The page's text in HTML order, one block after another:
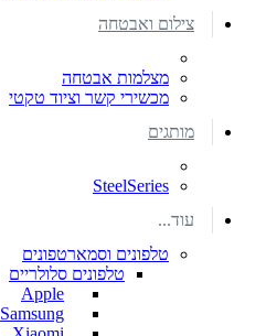
צילום ואבטחה
מצלמות אבטחה
מכשירי קשר וציוד טקטי
מותגים
SteelSeries
עוד...
טלפונים וסמארטפונים
טלפונים סלולריים
Apple
Samsung